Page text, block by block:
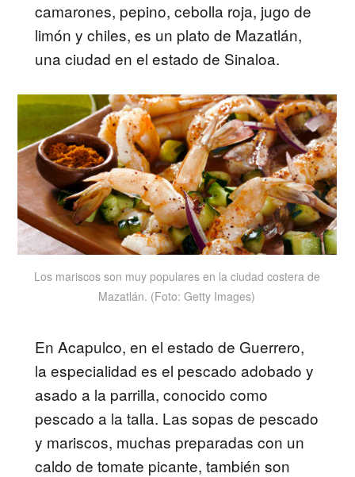
camarones, pepino, cebolla roja, jugo de
limón y chiles, es un plato de Mazatlán,
una ciudad en el estado de Sinaloa.
Los mariscos son muy populares en la ciudad costera de
Mazatlán. (Foto: Getty Images)
En Acapulco, en el estado de Guerrero,
la especialidad es el pescado adobado y
asado a la parrilla, conocido como
pescado a la talla. Las sopas de pescado
y mariscos, muchas preparadas con un
caldo de tomate picante, también son